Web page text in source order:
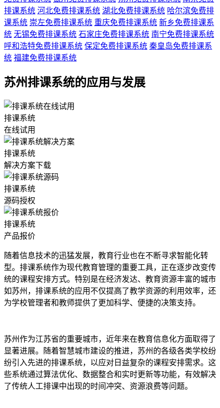
排课系统 河北免费排课系统 湖北免费排课系统 哈尔滨免费排
课系统 崇左免费排课系统 重庆免费排课系统 新乡免费排课系
统 无锡免费排课系统 石家庄免费排课系统 南宁免费排课系统
呼和浩特免费排课系统 保定免费排课系统 秦皇岛免费排课系
统 福建免费排课系统
苏州排课系统的应用与发展
排课系统
在线试用
排课系统
解决方案下载
排课系统
源码授权
排课系统
产品报价
随着信息技术的迅猛发展，教育行业也在不断寻求智能化转
型。排课系统作为现代教育管理的重要工具，正在逐步改变传
统的课程安排方式。特别是在经济发达、教育资源丰富的城市
如苏州，排课系统的应用不仅提高了教学资源的利用效率，还
为学校管理者和教师提供了更加科学、便捷的决策支持。
苏州作为江苏省的重要城市，近年来在教育信息化方面取得了
显著进展。随着智慧城市建设的推进，苏州的各级各类学校纷
纷引入先进的排课系统，以应对日益复杂的课程安排需求。这
些系统通过算法优化、数据整合和实时更新等功能，有效解决
了传统人工排课中出现的时间冲突、资源浪费等问题。